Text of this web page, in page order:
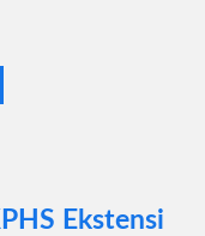
Ekstensi